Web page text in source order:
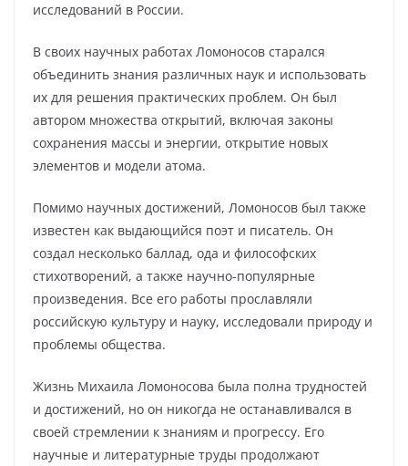
исследований в России.
В своих научных работах Ломоносов старался
объединить знания различных наук и использовать
их для решения практических проблем. Он был
автором множества открытий, включая законы
сохранения массы и энергии, открытие новых
элементов и модели атома.
Помимо научных достижений, Ломоносов был также
известен как выдающийся поэт и писатель. Он
создал несколько баллад, ода и философских
стихотворений, а также научно-популярные
произведения. Все его работы прославляли
российскую культуру и науку, исследовали природу и
проблемы общества.
Жизнь Михаила Ломоносова была полна трудностей
и достижений, но он никогда не останавливался в
своей стремлении к знаниям и прогрессу. Его
научные и литературные труды продолжают